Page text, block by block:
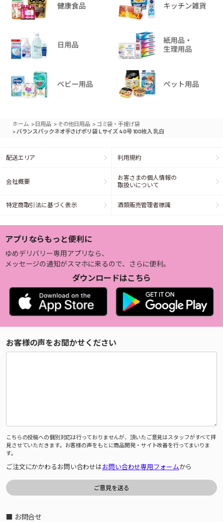
ホーム > 日用品 > その他日用品 > ゴミ袋・手提げ袋
> バランスパックネオ手さげポリ袋 Lサイズ 40号 100枚入 乳白
配送エリア 利用規約
会社概要
お客さまの個人情報の
取扱いについて
特定商取引法に基づく表示 酒類販売管理者標識
アプリならもっと便利に
ゆめデリバリー専用アプリなら、
メッセージの通知がスマホに来るので、さらに便利。
ダウンロードはこちら
お客様の声をお聞かせください
こちらの投稿への個別対応は行っておりませんが、頂いたご意見はスタッフがすべて拝
見させていただきます。お客様の声をもとに商品開発・サイト改善を行ってまいりま
す。
ご注文にかかわるお問い合わせはお問い合わせ専用フォームから
■ お問合せ